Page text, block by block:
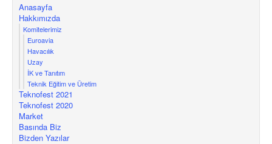
Anasayfa
Hakkımızda
Komitelerimiz
Euroavia
Havacılık
Uzay
İK ve Tanıtım
Teknik Eğitim ve Üretim
Teknofest 2021
Teknofest 2020
Market
Basında Biz
Bizden Yazılar